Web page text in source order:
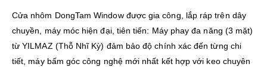
Cửa nhôm DongTam Window được gia công, lắp ráp trên dây
chuyền, máy móc hiện đại, tiên tiến: Máy phay đa năng (3 mặt)
từ YILMAZ (Thỗ Nhĩ Kỳ) đảm bảo độ chính xác đến từng chi
tiết, máy bấm góc công nghệ mới nhất kết hợp với keo chuyên